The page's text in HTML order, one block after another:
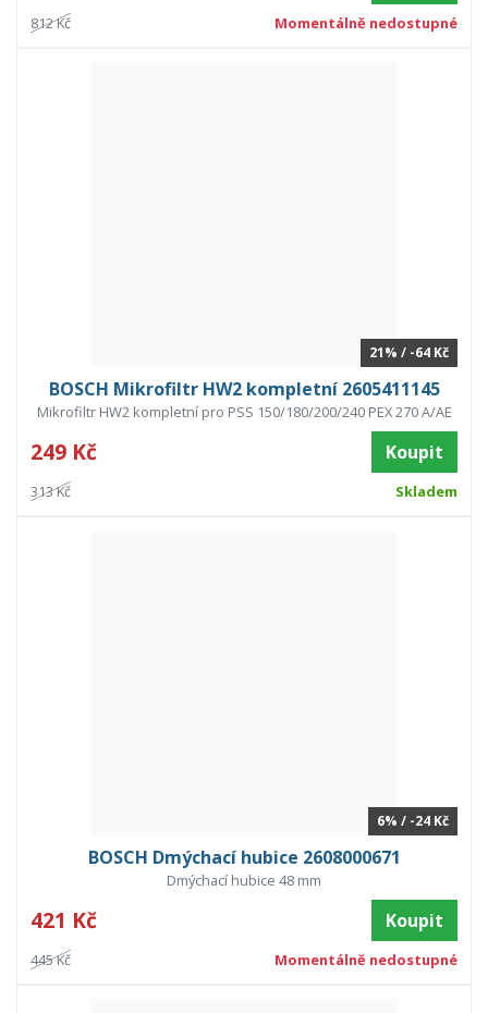
812 Kč Momentálně nedostupné
21% / -64 Kč
BOSCH Mikrofiltr HW2 kompletní 2605411145
Mikrofiltr HW2 kompletní pro PSS 150/180/200/240 PEX 270 A/AE
249 Kč Koupit
313 Kč Skladem
6% / -24 Kč
BOSCH Dmýchací hubice 2608000671
Dmýchací hubice 48 mm
421 Kč Koupit
445 Kč Momentálně nedostupné